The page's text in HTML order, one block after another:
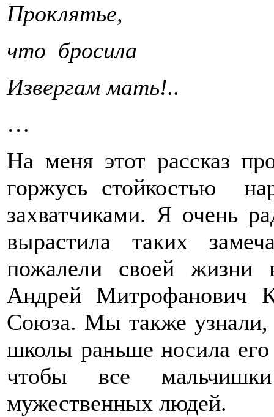
Проклятье,
что бросила
Извергам мать!..
…
На меня этот рассказ
горжусь стойкостью
захватчиками. Я очень
вырастила таких
пожалели своей жизни
Андрей Митрофанович
Союза. Мы также узнали,
школы раньше носила
чтобы все
мужественных людей.